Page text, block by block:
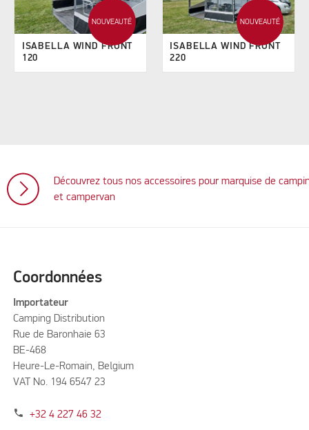
NOUVEAUTÉ
ISABELLA WIND FRONT
120
NOUVEAUTÉ
ISABELLA WIND FRONT
220
Découvrez tous nos accessoires pour marquise de
et campervan
Coordonnées
Importateur
Camping Distribution
Rue de Baronhaie 63
BE-468
Heure-Le-Romain, Belgium
VAT No. 194 6547 23
phone +32 4 227 46 32